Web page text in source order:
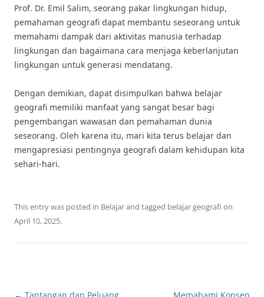
Prof. Dr. Emil Salim, seorang pakar lingkungan hidup,
pemahaman geografi dapat membantu seseorang untuk
memahami dampak dari aktivitas manusia terhadap
lingkungan dan bagaimana cara menjaga keberlanjutan
lingkungan untuk generasi mendatang.
Dengan demikian, dapat disimpulkan bahwa belajar
geografi memiliki manfaat yang sangat besar bagi
pengembangan wawasan dan pemahaman dunia
seseorang. Oleh karena itu, mari kita terus belajar dan
mengapresiasi pentingnya geografi dalam kehidupan kita
sehari-hari.
This entry was posted in Belajarand tagged belajar geografi on
April 10, 2025.